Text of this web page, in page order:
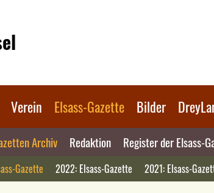
Verein Elsass-Gazette Bilder
Archiv Redaktion Register der Elsass-
Gazette 2022: Elsass-Gazette 2021: Elsass-